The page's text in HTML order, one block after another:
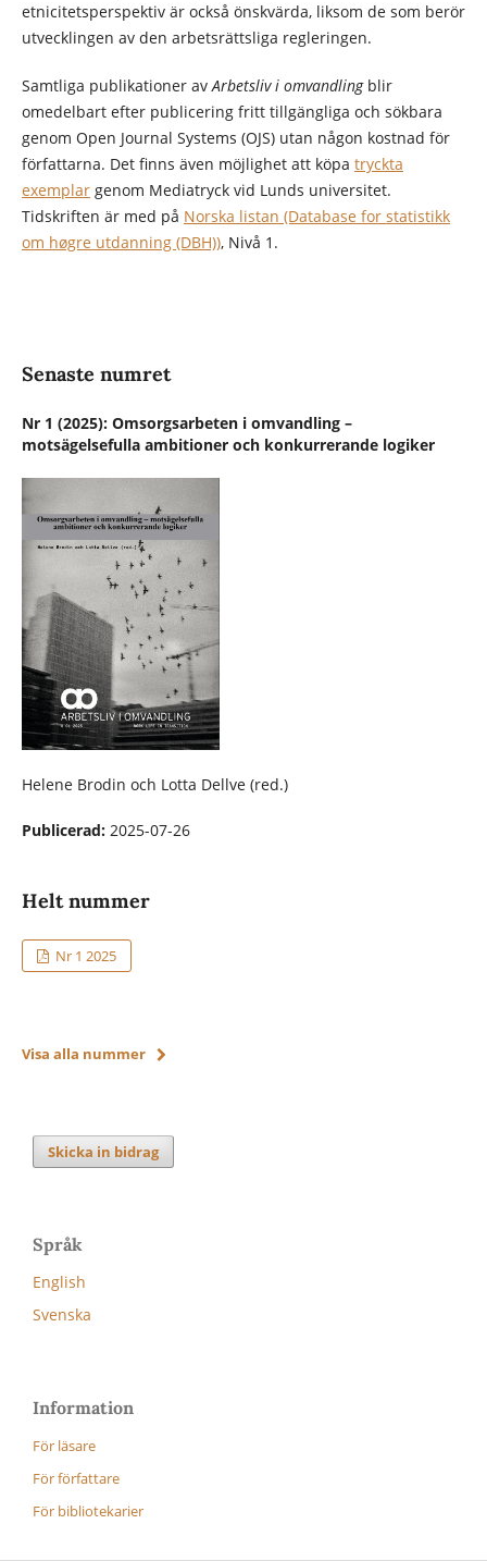
etnicitetsperspektiv är också önskvärda, liksom de som berör
utvecklingen av den arbetsrättsliga regleringen.
Samtliga publikationer avArbetsliv i omvandlingblir
omedelbart efter publicering fritt tillgängliga och sökbara
genom Open Journal Systems (OJS) utan någon kostnad för
författarna. Det finns även möjlighet att köpa tryckta
exemplargenom Mediatryck vid Lunds universitet.
Tidskriften är med på Norska listan (Database for statistikk
om høgre utdanning (DBH)), Nivå 1.
Senaste numret
Nr 1 (2025): Omsorgsarbeten i omvandling –
motsägelsefulla ambitioner och konkurrerande logiker
Helene Brodin och Lotta Dellve (red.)
Publicerad: 2025-07-26
Helt nummer
Nr 1 2025
Visa alla nummer
Skicka in bidrag
Språk
English
Svenska
Information
För läsare
För författare
För bibliotekarier